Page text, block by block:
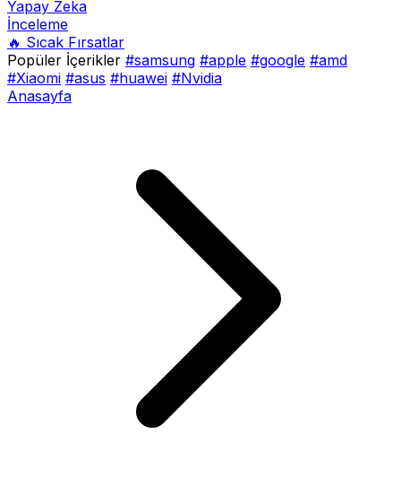
Yapay Zeka
İnceleme
🔥 Sıcak Fırsatlar
Popüler İçerikler #samsung #apple #google #amd
#Xiaomi #asus #huawei #Nvidia
Anasayfa